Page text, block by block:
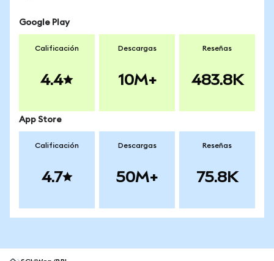
Google Play
Calificación
4.4
Descargas
10M+
Reseñas
483.8K
App Store
Calificación
4.7
Descargas
50M+
Reseñas
75.8K